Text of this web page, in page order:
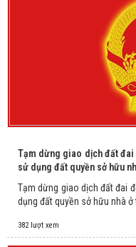
Tạm dừng giao dịch đất đai
sử dụng đất quyền sở hữu
Tạm dừng giao dịch đất đai
dụng đất quyền sở hữu nhà
382 lượt xem